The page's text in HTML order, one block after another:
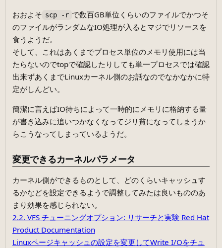
おおよそ scp -r で数百GB単位くらいのファイルでかつそ
のファイルがランダムなIO処理が入るとマジでリソースを
食うようだ。
そして、これはあくまでプロセス単位のメモリ使用には当
たらないのでtopで確認したりしても単一プロセスでは確認
出来ずあくまでLinuxカーネル側のお話なのでなかなかに特
定がしんどい。
簡潔に言えばIO待ちによって一時的にメモリに格納する量
が書き込みに追いつかなくなってジリ貧になってしまうか
らこうなってしまっているようだ。
変更できるカーネルパラメータ
カーネル側ができるものとして、どのくらいキャッシュす
るかなどを設定できるようで調整してみたは良いもののあ
まり効果を感じられない。
2.2. VFS チューニングオプション: リサーチと実験 Red Hat
Product Documentation
Linuxページキャッシュの設定を変更してWrite I/Oをチュ